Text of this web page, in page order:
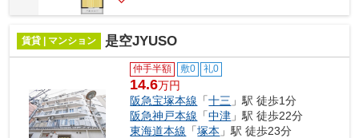
賃貸 | マンション 是空JYUSO
仲手半額 敷0 礼0
14.6万円
阪急宝塚本線 「十三 」駅 徒歩1分
阪急神戸本線 「中津 」駅 徒歩22分
東海道本線 「塚本 」駅 徒歩23分